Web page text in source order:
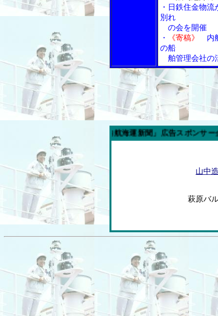
・日鉄住金物
別れ
の会を開催
・
《寄稿》
内
の船
舶管理会社の
今週の「内航海運新聞」広告スポンサー企業
山中
萩原バ